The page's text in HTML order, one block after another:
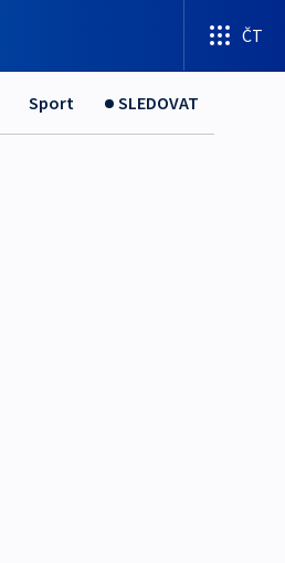
ČT
Sport SLEDOVAT